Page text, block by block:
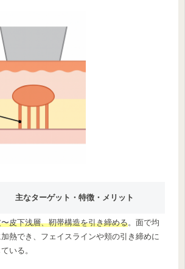
主なターゲット・特徴・メリット
皮下浅層、靭帯構造を引き締める。面で均
熱でき、フェイスラインや頬の引き締めに
いる。